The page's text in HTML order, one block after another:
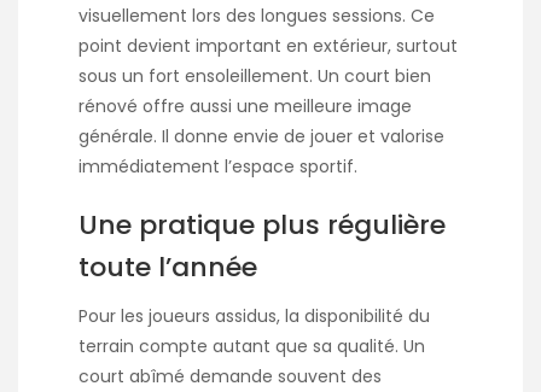
visuellement lors des longues sessions. Ce
point devient important en extérieur, surtout
sous un fort ensoleillement. Un court bien
rénové offre aussi une meilleure image
générale. Il donne envie de jouer et valorise
immédiatement l’espace sportif.
Une pratique plus régulière
toute l’année
Pour les joueurs assidus, la disponibilité du
terrain compte autant que sa qualité. Un
court abîmé demande souvent des